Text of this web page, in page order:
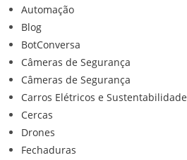
Automação
Blog
BotConversa
Câmeras de Segurança
Câmeras de Segurança
Carros Elétricos e Sustentabilidade
Cercas
Drones
Fechaduras